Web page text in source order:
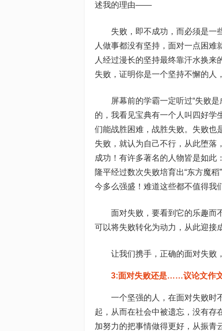
述我的理由——
失败，即不成功，而必须是一
人做事都没有坚持，面对一点困
人经过漫长的坚持最终靠汗水换
失败，证明你是一个坚持不懈的人
屏幕前的学霸一定听过“失败
的，我看见宝典有一个人叫四好学
们能战胜困难，战胜失败。失败也
失败，就认为自己不行，从此堕落
成功！有许多著名的人物皆是如此
隆平经过数次失败培育出“东方魔
今多么强盛！难道这些都不值得我
面对失败，要看到它的乐趣而
可以将失败转化为动力，从此迎接
让我们携手，正确的面对失败
3:面对失败还是……议论文作
一个坚强的人，在面对失败时
起，从而在社会中被遗忘，没有存
加努力的把事情做得更好，从振青